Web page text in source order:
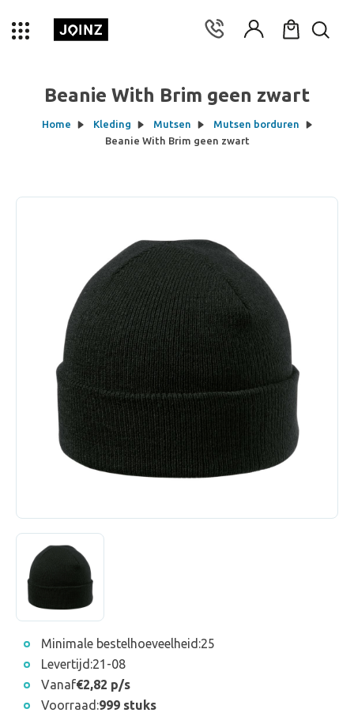
Beanie With Brim geen zwart
Home Kleding Mutsen
Mutsen borduren
Beanie With Brim geen zwart
Minimale bestelhoeveelheid:25
Levertijd:21-08
Vanaf€2,82 p/s
Voorraad:999 stuks